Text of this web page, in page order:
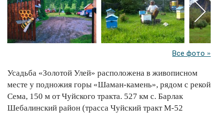
Все фото »
Усадьба «Золотой Улей» расположена в живописном
месте у подножия горы «Шаман-камень», рядом с рекой
Сема, 150 м от Чуйского тракта. 527 км с. Барлак
Шебалинский район (трасса Чуйский тракт М-52